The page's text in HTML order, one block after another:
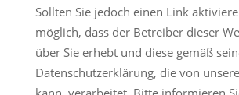
Sollten Sie jedoch einen Link
möglich, dass der Betreiber dieser
über Sie erhebt und diese gemäß
Datenschutzerklärung, die von